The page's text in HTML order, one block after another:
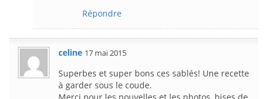
Répondre
celine 17 mai 2015
Superbes et super bons ces sablés! Une recette
à garder sous le coude.
Merci pour les nouvelles et les photos, bises de